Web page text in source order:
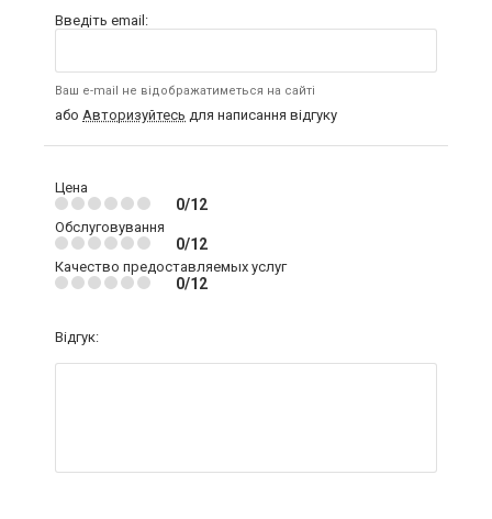
Введіть email:
Ваш e-mail не відображатиметься на сайті
або Авторизуйтесь для написання відгуку
Цена
0/12
Обслуговування
0/12
Качество предоставляемых услуг
0/12
Відгук: